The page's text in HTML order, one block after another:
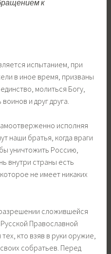
к
испытанием, при
в иное время, призваны
молиться Богу,
и друг друга.
исполняя
наши братья, когда враги
уничтожить Россию,
внутри страны есть
не имеет никаких
сложившейся
Православной
кто взяв в руки оружие,
собратьев. Перед